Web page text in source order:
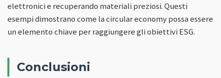
elettronici e recuperando materiali preziosi. Questi
esempi dimostrano come la circular economy possa essere
un elemento chiave per raggiungere gli obiettivi ESG.
Conclusioni